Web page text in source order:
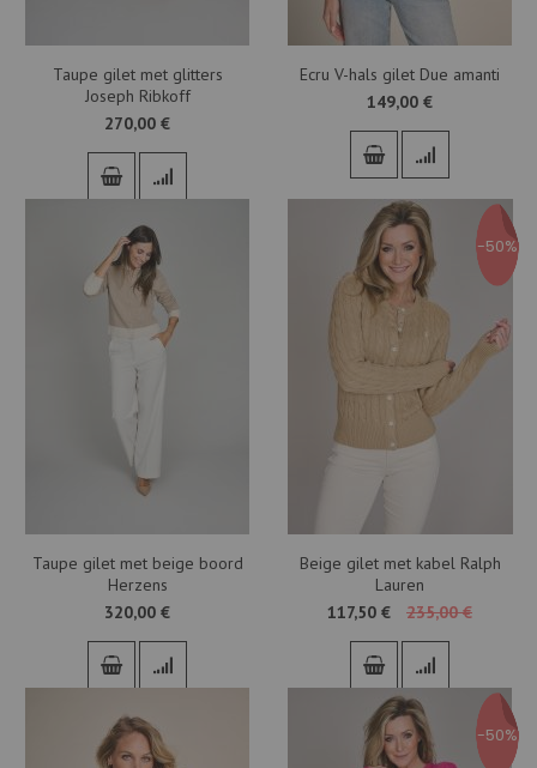
Taupe gilet met glitters
Joseph Ribkoff
270,00 €
Ecru V-hals gilet Due amanti
149,00 €
Taupe gilet met beige boord
Herzens
320,00 €
-50%
Beige gilet met kabel Ralph
Lauren
117,50 €
235,00 €
-50%